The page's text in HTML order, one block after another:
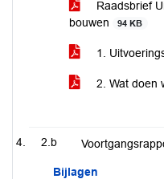
Raadsbrief
bouwen
94 KB
1.
2. Wat doen
2.b
Bijlagen